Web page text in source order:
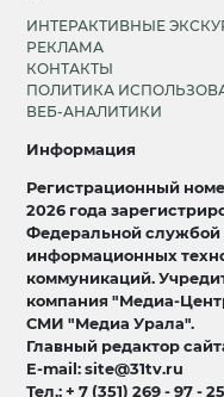
ИНТЕРАКТИВНЫЕ
РЕКЛАМА
КОНТАКТЫ
ПОЛИТИКА
ВЕБ-АНАЛИТИКИ
Информация
Регистрационный
2026 года
Федеральной службой
информационных
коммуникаций.
компания "Медиа-
СМИ "Медиа Урала".
Главный редактор
E-mail: site@31tv.ru
Тел.: + 7 (351) 269 - 97 - 25